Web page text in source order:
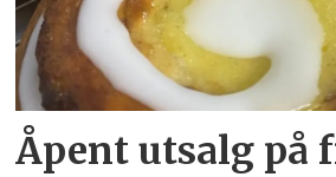
Åpent utsalg på